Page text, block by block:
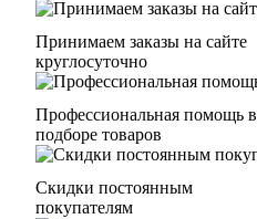
Принимаем заказы на сайте
круглосуточно
Профессиональная помощь в
подборе товаров
Скидки постоянным
покупателям